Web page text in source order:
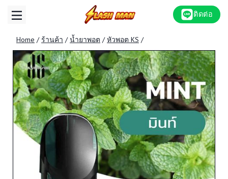
ติดต่อ
Home / ร้านค้า / น้ำยาพอต / หัวพอต KS /